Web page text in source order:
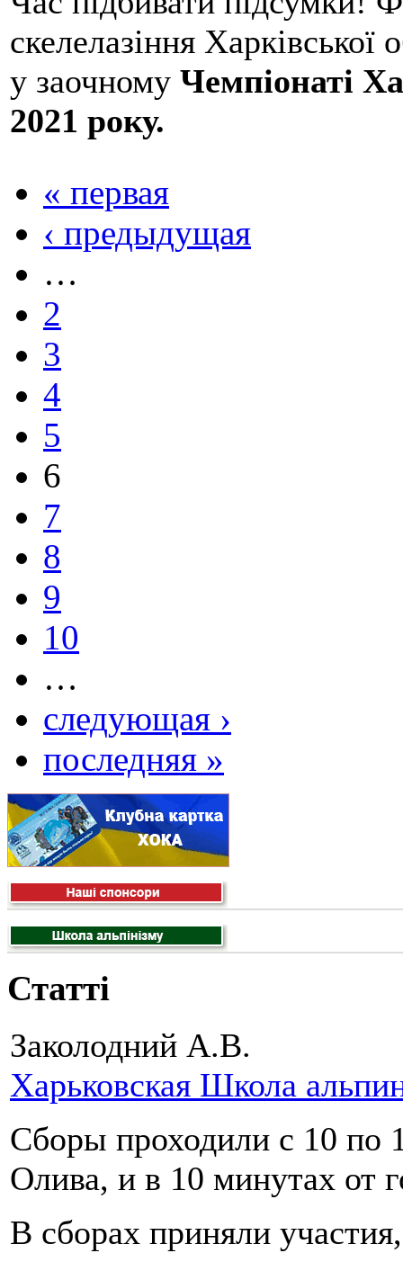
скелелазіння Харківської
у заочному Чемпіонаті
2021 року.
« первая
‹ предыдущая
…
2
3
4
5
6
7
8
9
10
…
следующая ›
последняя »
Статті
Заколодний А.В.
Харьковская Школа
Сборы проходили с 10 по
Олива, и в 10 минутах от
В сборах приняли